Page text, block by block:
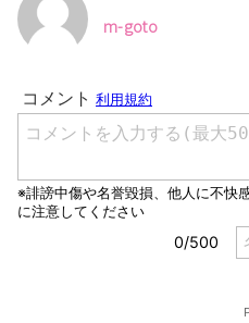
m-goto